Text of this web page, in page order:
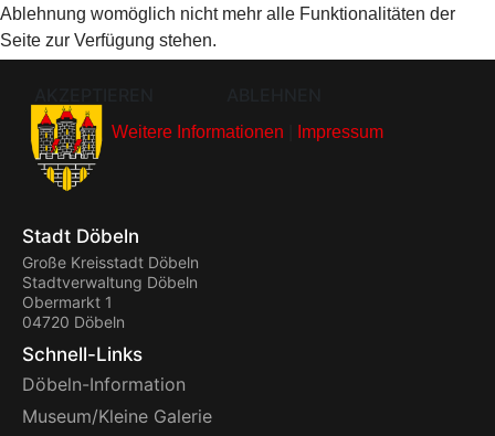
Stadt Döbeln
Große Kreisstadt Döbeln
Stadtverwaltung Döbeln
Obermarkt 1
04720 Döbeln
Schnell-Links
Döbeln-Information
Museum/Kleine Galerie
Ablehnung womöglich nicht mehr alle Funktionalitäten der
Seite zur Verfügung stehen.
Weitere Informationen Impressum